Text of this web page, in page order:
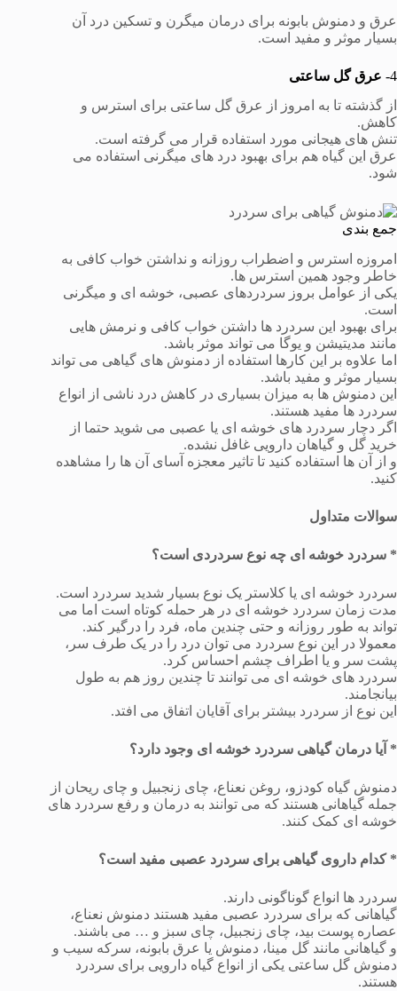
عرق و دمنوش بابونه برای درمان میگرن و تسکین درد آن
بسیار موثر و مفید است.
4- عرق گل ساعتی
از گذشته تا به امروز از عرق گل ساعتی برای استرس و
کاهش.
تنش های هیجانی مورد استفاده قرار می گرفته است.
عرق این گیاه هم برای بهبود درد های میگرنی استفاده می
شود.
جمع بندی
امروزه استرس و اضطراب روزانه و نداشتن خواب کافی به
خاطر وجود همین استرس ها.
یکی از عوامل بروز سردردهای عصبی، خوشه ای و میگرنی
است.
برای بهبود این سردرد ها داشتن خواب کافی و نرمش هایی
مانند مدیتیشن و یوگا می تواند موثر باشد.
اما علاوه بر این کارها استفاده از دمنوش های گیاهی می تواند
بسیار موثر و مفید باشد.
این دمنوش ها به میزان بسیاری در کاهش درد ناشی از انواع
سردرد ها مفید هستند.
اگر دچار سردرد های خوشه ای یا عصبی می شوید حتما از
خرید گل و گیاهان دارویی غافل نشده.
و از آن ها استفاده کنید تا تاثیر معجزه آسای آن ها را مشاهده
کنید.
سوالات متداول
*‌ سردرد خوشه ای چه نوع سردردی است؟
سردرد خوشه ای یا کلاستر یک نوع بسیار شدید سردرد است.
مدت زمان سردرد خوشه ای در هر حمله کوتاه است اما می
تواند به طور روزانه و حتی چندین ماه، فرد را درگیر کند.
معمولا در این نوع سردرد می توان درد را در یک طرف سر،
پشت سر و یا اطراف چشم احساس کرد.
سردرد های خوشه ای می توانند تا چندین روز هم به طول
بیانجامند.
این نوع از سردرد بیشتر برای آقایان اتفاق می افتد.
* آیا درمان گیاهی سردرد خوشه ای وجود دارد؟
دمنوش گیاه کودزو، روغن نعناع، چای زنجبیل و چای ریحان از
جمله گیاهانی هستند که می توانند به درمان و رفع سردرد های
خوشه ای کمک کنند.
* کدام داروی گیاهی برای سردرد عصبی مفید است؟
سردرد ها انواع گوناگونی دارند.
گیاهانی که برای سردرد عصبی مفید هستند دمنوش نعناع،
عصاره پوست بید، چای زنجبیل، چای سبز و … می باشند.
و گیاهانی مانند گل مینا، دمنوش یا عرق بابونه، سرکه سیب و
دمنوش گل ساعتی یکی از انواع گیاه دارویی برای سردرد
هستند.